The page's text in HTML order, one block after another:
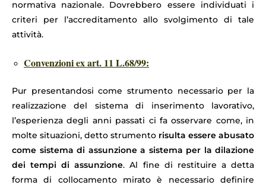
normativa nazionale. Dovrebbero essere individuati i
criteri per l’accreditamento allo svolgimento di tale
attività.
Convenzioni ex art. 11 L.68/99:
Pur presentandosi come strumento necessario per la
realizzazione del sistema di inserimento lavorativo,
l’esperienza degli anni passati ci fa osservare come, in
molte situazioni, detto strumento risulta essere abusato
come sistema di assunzione a sistema per la dilazione
dei tempi di assunzione. Al fine di restituire a detta
forma di collocamento mirato è necessario definire